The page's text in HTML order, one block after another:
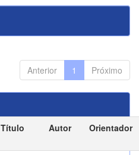
Anterior 1 Próximo
Título Autor Orientador